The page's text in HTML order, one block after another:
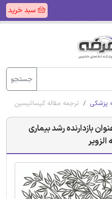
سبد خرید
جستجو
پزشکی ترجمه مقاله کپسائیسین به
بازدارنده رشد بیماری